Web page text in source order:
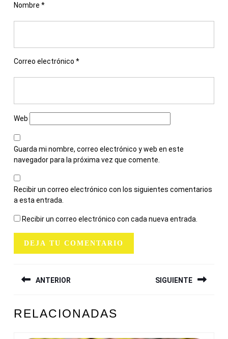
Nombre *
Correo electrónico *
Web
Guarda mi nombre, correo electrónico y web en este
navegador para la próxima vez que comente.
Recibir un correo electrónico con los siguientes comentarios
a esta entrada.
Recibir un correo electrónico con cada nueva entrada.
DE
ANTERIOR
anterior:
SIGUIENTE
entrada:
RELACIONADAS